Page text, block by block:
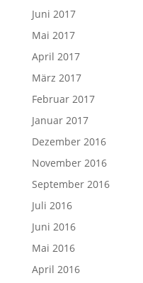
Juni 2017
Mai 2017
April 2017
März 2017
Februar 2017
Januar 2017
Dezember 2016
November 2016
September 2016
Juli 2016
Juni 2016
Mai 2016
April 2016